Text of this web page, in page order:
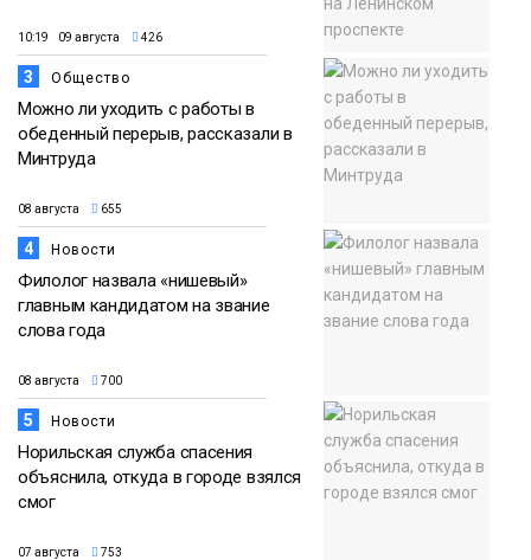
10:19 09 августа 426
3 Общество
Можно ли уходить с работы в
обеденный перерыв, рассказали в
Минтруда
08 августа 655
4 Новости
Филолог назвала «нишевый»
главным кандидатом на звание
слова года
08 августа 700
5 Новости
Норильская служба спасения
объяснила, откуда в городе взялся
смог
07 августа 753